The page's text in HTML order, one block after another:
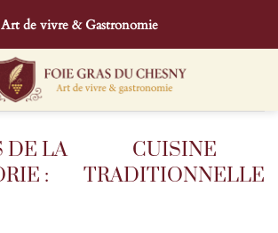
Art de vivre & Gastronomie
CUISINE
TRADITIONNELLE